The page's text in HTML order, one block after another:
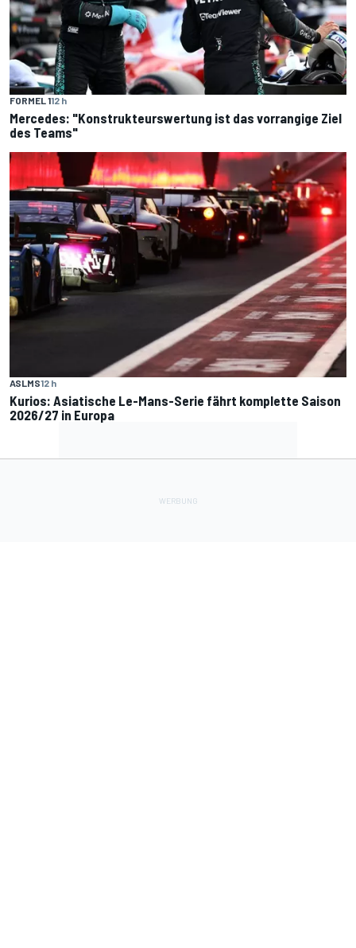
FORMEL 112 h
Mercedes: "Konstrukteurswertung ist das vorrangige Ziel
des Teams"
ASLMS12 h
Kurios: Asiatische Le-Mans-Serie fährt komplette Saison
2026/27 in Europa